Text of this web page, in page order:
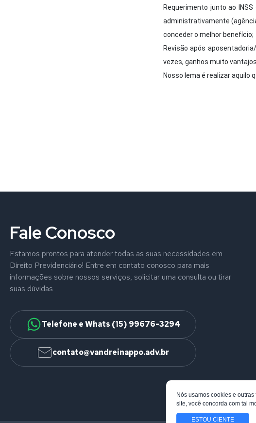
Requerimento junto ao
administrativamente
conceder o melhor benefício;
Revisão após
vezes, ganhos muito
Nosso lema é realizar aquilo
Fale Conosco
Estamos prontos para atender todas as suas necessidades em
Direito Previdenciário! Entre em contato conosco para mais
informações sobre nossos serviços, solicitar uma consulta ou tirar
suas dúvidas
Telefone e Whats (15) 99676-3294
contato@vandreinappo.adv.br
Nós usamos cookies e
site, você concorda com tal
ESTOU CIENTE